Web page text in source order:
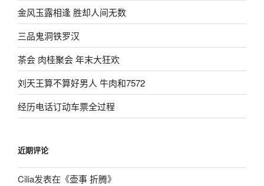
金风玉露相逢 胜却人间无数
三品鬼洞铁罗汉
茶会 肉桂聚会 年末大狂欢
刘天王算不算好男人 牛肉和7572
经历电话订动车票全过程
近期评论
Cilia发表在《壶事 折腾》